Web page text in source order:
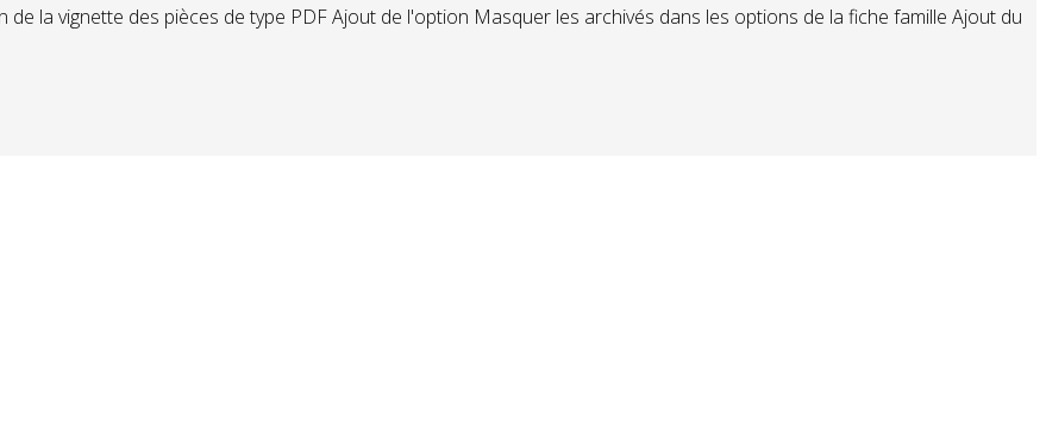
la vignette des pièces de type PDF Ajout de l'option Masquer les archivés dans les options de la fiche famille Ajout du